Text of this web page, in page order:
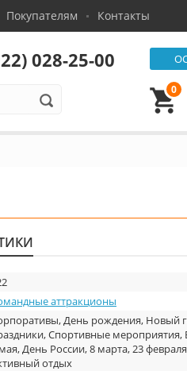
Покупателям Контакты
028-25-00
0
аттракционы
День рождения, Новый
Спортивные мероприятия,
День России, 8 марта, 23
отдых